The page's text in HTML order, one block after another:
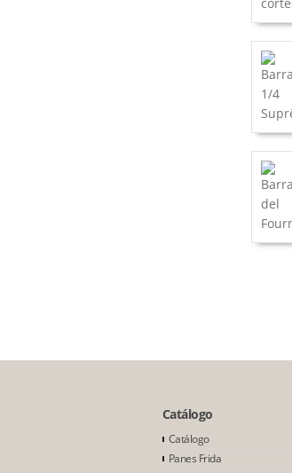
Catálogo
Catálogo
Panes Frida